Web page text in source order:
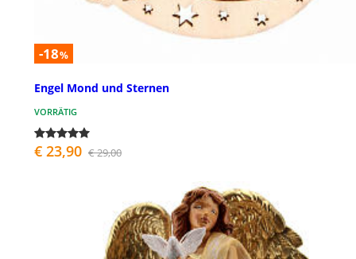
-18%
Engel Mond und Sternen
VORRÄTIG
€ 23,90 € 29,00